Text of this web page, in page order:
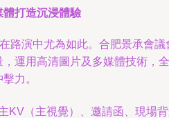
打造沉浸體驗
路演中尤為如此。合肥景承會議
運用高清圖片及多媒體技術，全
力。
KV（主視覺）、邀請函、現場